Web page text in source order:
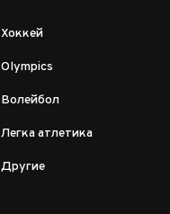
Хоккей
Olympics
Волейбол
Легка атлетика
Другие